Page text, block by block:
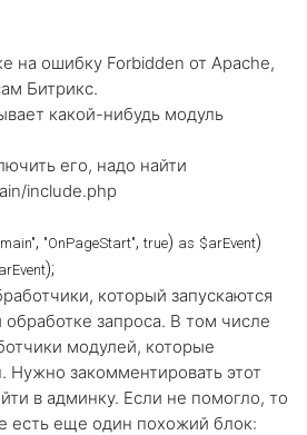
на ошибку Forbidden от Apache,
Битрикс.
какой-нибудь модуль
его, надо найти
include.php
, "OnPageStart", true) as $arEvent)
который запускаются
запроса. В том числе
модулей, которые
Нужно закомментировать этот
в админку. Если не помогло, то
есть еще один похожий блок: